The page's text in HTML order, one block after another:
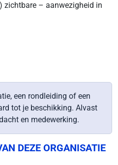
zichtbare – aanwezigheid in
een rondleiding of een
tot je beschikking. Alvast
en medewerking.
DEZE ORGANISATIE